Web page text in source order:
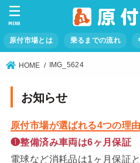
原付市場とは 乗るまでの流れ
MENU
HOME IMG_5624
お知らせ
原付市場が選ばれる4つの理由
❶整備済み車両は6ヶ月保証
電球など消耗品は1ヶ月保証